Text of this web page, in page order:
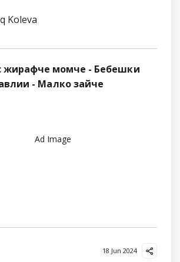
Koleva
жирафче момче - Бебешки
- Малко зайче
18 Jun 2024